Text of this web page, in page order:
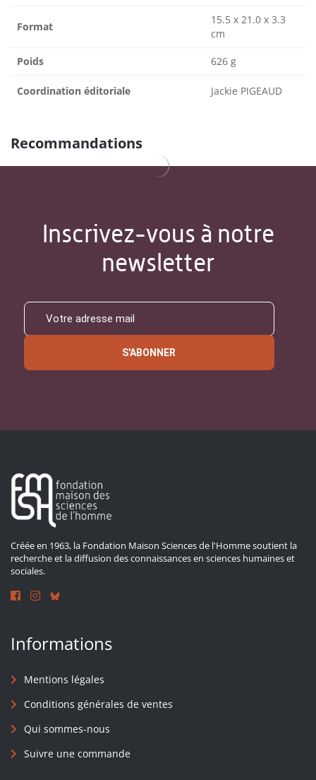
Format
15.5 x 21.0 x 3.3
cm
Poids 626 g
Coordination éditoriale Jackie PIGEAUD
Recommandations
Inscrivez-vous à notre
newsletter
S'ABONNER
Créée en 1963, la Fondation Maison Sciences de l'Homme soutient la
recherche et la diffusion des connaissances en sciences humaines et
sociales.
Informations
Mentions légales
Conditions générales de ventes
Qui sommes-nous
Suivre une commande